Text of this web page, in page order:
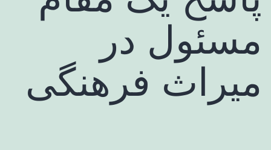
مسئول در
میراث فرهنگی